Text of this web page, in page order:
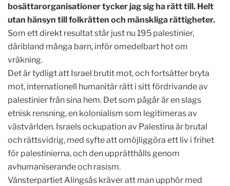
bosättarorganisationer tycker jag sig ha rätt till. Helt
utan hänsyn till folkrätten och mänskliga rättigheter.
Som ett direkt resultat står just nu 195 palestinier,
däribland många barn, inför omedelbart hot om
vräkning.
Det är tydligt att Israel brutit mot, och fortsätter bryta
mot, internationell humanitär rätt i sitt fördrivande av
palestinier från sina hem. Det som pågår är en slags
etnisk rensning, en kolonialism som legitimeras av
västvärlden. Israels ockupation av Palestina är brutal
och rättsvidrig, med syfte att omöjliggöra ett liv i frihet
för palestinierna, och den upprätthålls genom
avhumaniserande och rasism.
Vänsterpartiet Alingsås kräver att man upphör med